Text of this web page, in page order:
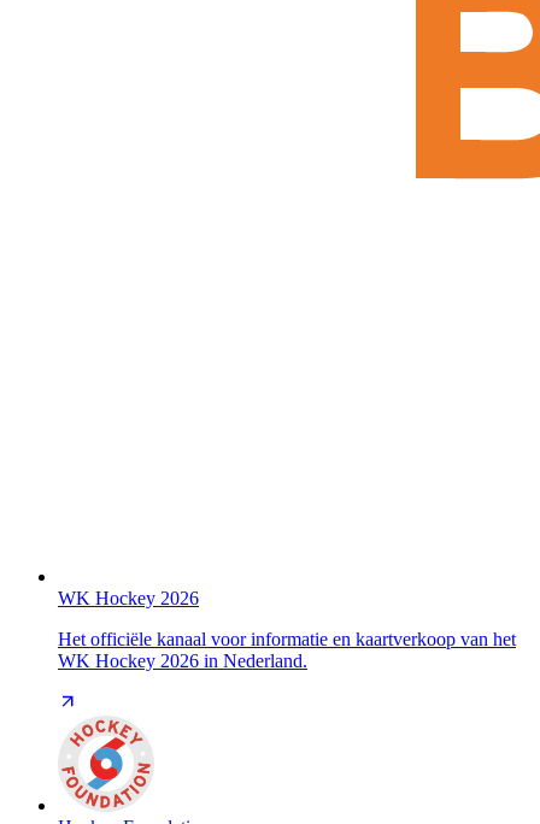
WK Hockey 2026
Het officiële kanaal voor informatie en kaartverkoop van het
WK Hockey 2026 in Nederland.